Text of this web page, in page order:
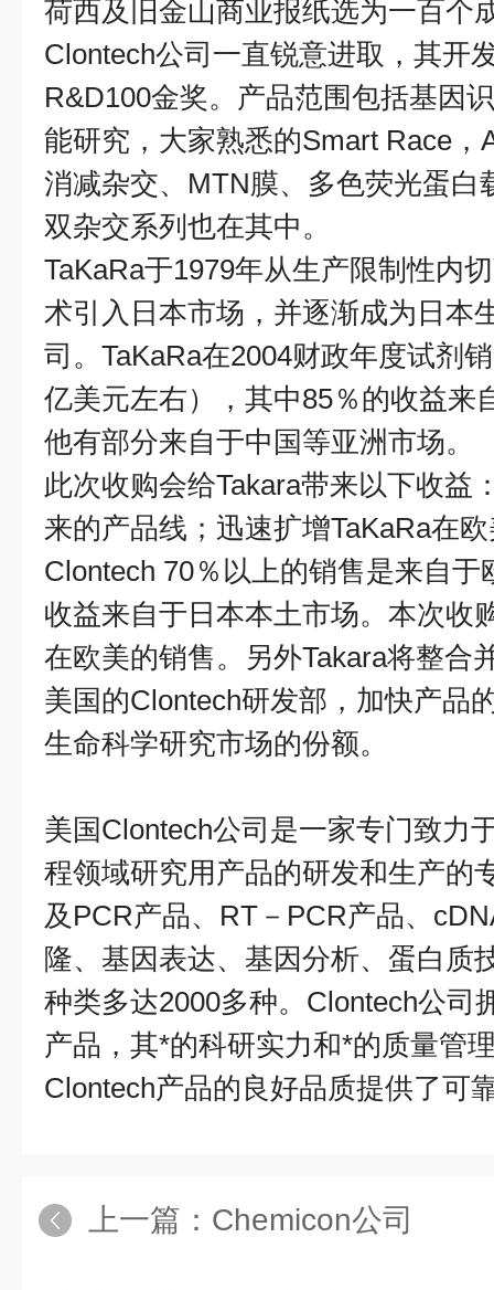
荷西及旧金山商业报纸选为一百个
Clontech公司一直锐意进取，其开
R&D100金奖。产品范围包括基因
能研究，大家熟悉的Smart Race ，
消减杂交、 MTN膜、多色荧光蛋白
双杂交系列也在其中。
TaKaRa于1979年从生产限制性内
术引入日本市场，并逐渐成为日本
司。 TaKaRa在2004财政年度试剂
亿美元左右），其中85％的收益来
他有部分来自于中国等亚洲市场。
此次收购会给Takara带来以下收益
来的产品线；迅速扩增TaKaRa在
Clontech 70％以上的销售是来自于
收益来自于日本本土市场。本次收
在欧美的销售。另外Takara将整合
美国的Clontech研发部，加快产品
生命科学研究市场的份额。
美国Clontech公司是一家专门致力
程领域研究用产品的研发和生产的
及 PCR产品、 RT － PCR产品、
隆、基因表达、基因分析、蛋白质
种类多达2000多种。 Clontech公司
产品，其*的科研实力和*的质量管
Clontech产品的良好品质提供了可
上一篇： Chemicon公司